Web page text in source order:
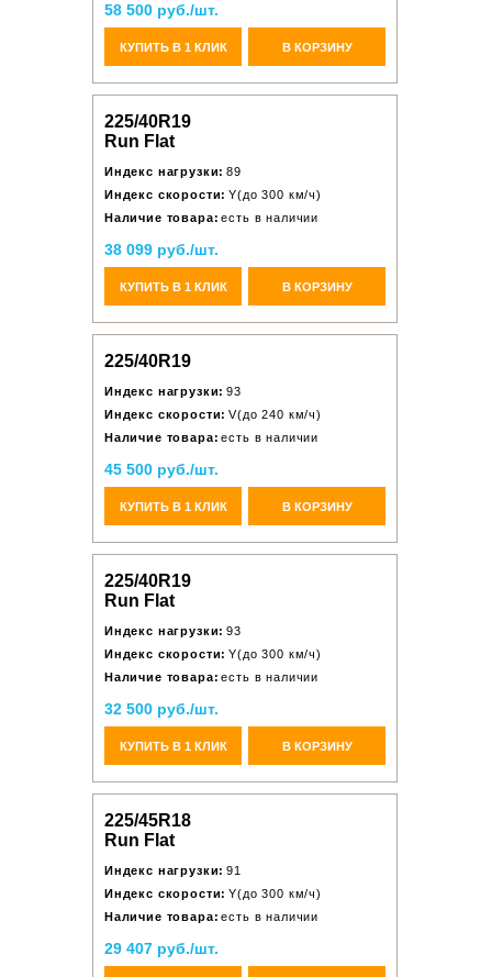
58 500 руб./шт.
КУПИТЬ В 1 КЛИК В КОРЗИНУ
225/40R19
Run Flat
Индекс нагрузки: 89
Индекс скорости: Y(до 300 км/ч)
Наличие товара: есть в наличии
38 099 руб./шт.
КУПИТЬ В 1 КЛИК В КОРЗИНУ
225/40R19
Индекс нагрузки: 93
Индекс скорости: V(до 240 км/ч)
Наличие товара: есть в наличии
45 500 руб./шт.
КУПИТЬ В 1 КЛИК В КОРЗИНУ
225/40R19
Run Flat
Индекс нагрузки: 93
Индекс скорости: Y(до 300 км/ч)
Наличие товара: есть в наличии
32 500 руб./шт.
КУПИТЬ В 1 КЛИК В КОРЗИНУ
225/45R18
Run Flat
Индекс нагрузки: 91
Индекс скорости: Y(до 300 км/ч)
Наличие товара: есть в наличии
29 407 руб./шт.